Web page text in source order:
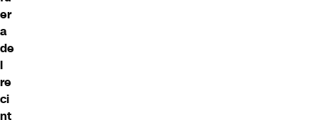
er
a
de
l
re
ci
nt